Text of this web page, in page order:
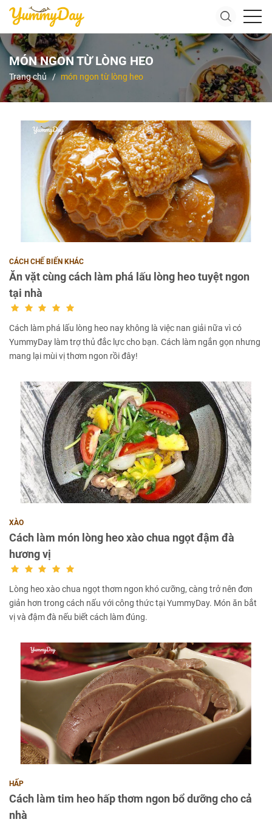
MÓN NGON TỪ LÒNG HEO
Trang chủ món ngon từ lòng heo
CÁCH CHẾ BIẾN KHÁC
Ăn vặt cùng cách làm phá lấu lòng heo tuyệt ngon
tại nhà
Cách làm phá lấu lòng heo nay không là việc nan giải nữa vì có
YummyDay làm trợ thủ đắc lực cho bạn. Cách làm ngắn gọn nhưng
mang lại mùi vị thơm ngon rồi đây!
XÀO
Cách làm món lòng heo xào chua ngọt đậm đà
hương vị
Lòng heo xào chua ngọt thơm ngon khó cưỡng, càng trở nên đơn
giản hơn trong cách nấu với công thức tại YummyDay. Món ăn bắt
vị và đậm đà nếu biết cách làm đúng.
HẤP
Cách làm tim heo hấp thơm ngon bổ dưỡng cho cả
nhà